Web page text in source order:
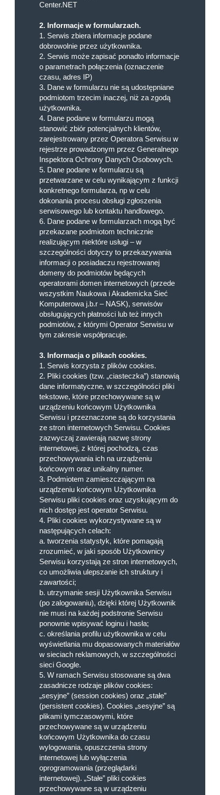
Center.NET
2. Informacje w formularzach.
1. Serwis zbiera informacje podane
dobrowolnie przez użytkownika.
2. Serwis może zapisać ponadto informacje
o parametrach połączenia (oznaczenie
czasu, adres IP)
3. Dane w formularzu nie są udostępniane
podmiotom trzecim inaczej, niż za zgodą
użytkownika.
4. Dane podane w formularzu mogą
stanowić zbiór potencjalnych klientów,
zarejestrowany przez Operatora Serwisu w
rejestrze prowadzonym przez Generalnego
Inspektora Ochrony Danych Osobowych.
5. Dane podane w formularzu są
przetwarzane w celu wynikającym z funkcji
konkretnego formularza, np w celu
dokonania procesu obsługi zgłoszenia
serwisowego lub kontaktu handlowego.
6. Dane podane w formularzach mogą być
przekazane podmiotom technicznie
realizującym niektóre usługi – w
szczególności dotyczy to przekazywania
informacji o posiadaczu rejestrowanej
domeny do podmiotów będących
operatorami domen internetowych (przede
wszystkim Naukowa i Akademicka Sieć
Komputerowa j.b.r – NASK), serwisów
obsługujących płatności lub też innych
podmiotów, z którymi Operator Serwisu w
tym zakresie współpracuje.
3. Informacja o plikach cookies.
1. Serwis korzysta z plików cookies.
2. Pliki cookies (tzw. „ciasteczka”) stanowią
dane informatyczne, w szczególności pliki
tekstowe, które przechowywane są w
urządzeniu końcowym Użytkownika
Serwisu i przeznaczone są do korzystania
ze stron internetowych Serwisu. Cookies
zazwyczaj zawierają nazwę strony
internetowej, z której pochodzą, czas
przechowywania ich na urządzeniu
końcowym oraz unikalny numer.
3. Podmiotem zamieszczającym na
urządzeniu końcowym Użytkownika
Serwisu pliki cookies oraz uzyskującym do
nich dostęp jest operator Serwisu.
4. Pliki cookies wykorzystywane są w
następujących celach:
a. tworzenia statystyk, które pomagają
zrozumieć, w jaki sposób Użytkownicy
Serwisu korzystają ze stron internetowych,
co umożliwia ulepszanie ich struktury i
zawartości;
b. utrzymanie sesji Użytkownika Serwisu
(po zalogowaniu), dzięki której Użytkownik
nie musi na każdej podstronie Serwisu
ponownie wpisywać loginu i hasła;
c. określania profilu użytkownika w celu
wyświetlania mu dopasowanych materiałów
w sieciach reklamowych, w szczególności
sieci Google.
5. W ramach Serwisu stosowane są dwa
zasadnicze rodzaje plików cookies:
„sesyjne” (session cookies) oraz „stałe”
(persistent cookies). Cookies „sesyjne” są
plikami tymczasowymi, które
przechowywane są w urządzeniu
końcowym Użytkownika do czasu
wylogowania, opuszczenia strony
internetowej lub wyłączenia
oprogramowania (przeglądarki
internetowej). „Stałe” pliki cookies
przechowywane są w urządzeniu